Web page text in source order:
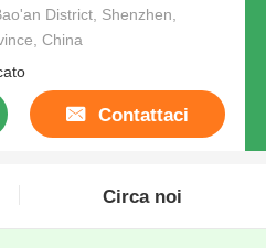
District, Shenzhen,
China
Contattaci
Circa noi